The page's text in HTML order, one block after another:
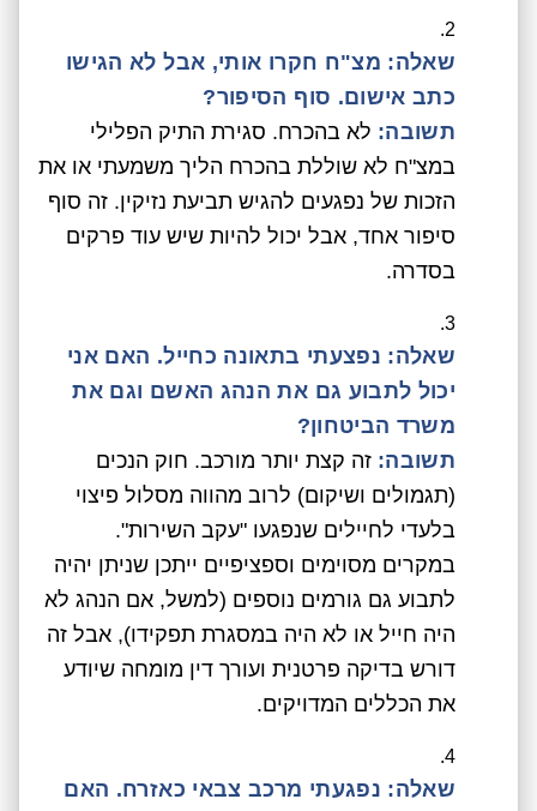
שאלה: מצ"ח חקרו אותי, אבל לא הגישו
כתב אישום. סוף הסיפור?
תשובה: לא בהכרח. סגירת התיק הפלילי
במצ"ח לא שוללת בהכרח הליך משמעתי או את
הזכות של נפגעים להגיש תביעת נזיקין. זה סוף
סיפור אחד, אבל יכול להיות שיש עוד פרקים
בסדרה.
שאלה: נפצעתי בתאונה כחייל. האם אני
יכול לתבוע גם את הנהג האשם וגם את
משרד הביטחון?
תשובה: זה קצת יותר מורכב. חוק הנכים
(תגמולים ושיקום) לרוב מהווה מסלול פיצוי
בלעדי לחיילים שנפגעו "עקב השירות".
במקרים מסוימים וספציפיים ייתכן שניתן יהיה
לתבוע גם גורמים נוספים (למשל, אם הנהג לא
היה חייל או לא היה במסגרת תפקידו), אבל זה
דורש בדיקה פרטנית ועורך דין מומחה שיודע
את הכללים המדויקים.
שאלה: נפגעתי מרכב צבאי כאזרח. האם